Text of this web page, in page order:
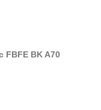
FBFE BK A70